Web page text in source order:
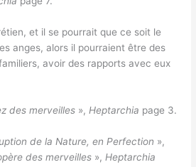
et il se pourrait que ce soit le
anges, alors il pourraient être des
avoir des rapports avec eux
des merveilles », Heptarchia page 3.
de la Nature, en Perfection »,
des merveilles », Heptarchia